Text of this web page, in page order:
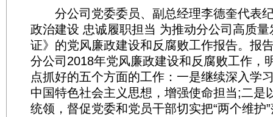
分公司党委委员、副总经理李德奎代表
政治建设 忠诚履职担当 为推动分公司高质
证》的党风廉政建设和反腐败工作报告。报
分公司2018年党风廉政建设和反腐败工作，
点抓好的五个方面的工作：一是继续深入学
中国特色社会主义思想，增强使命担当;二是
统领，督促党委和党员干部切实把“两个维护